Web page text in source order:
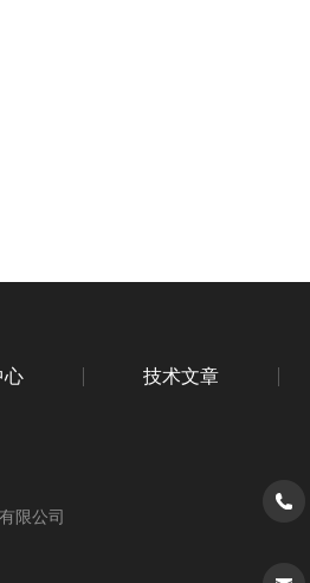
心 技术文章
限公司